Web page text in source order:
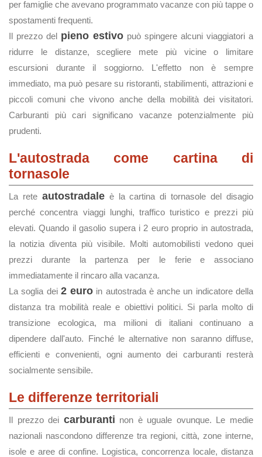
per famiglie che avevano programmato vacanze con più tappe o
spostamenti frequenti.
Il prezzo del pieno estivo può spingere alcuni viaggiatori a
ridurre le distanze, scegliere mete più vicine o limitare
escursioni durante il soggiorno. L'effetto non è sempre
immediato, ma può pesare su ristoranti, stabilimenti, attrazioni e
piccoli comuni che vivono anche della mobilità dei visitatori.
Carburanti più cari significano vacanze potenzialmente più
prudenti.
L'autostrada come cartina di
tornasole
La rete autostradaleè la cartina di tornasole del disagio
perché concentra viaggi lunghi, traffico turistico e prezzi più
elevati. Quando il gasolio supera i 2 euro proprio in autostrada,
la notizia diventa più visibile. Molti automobilisti vedono quei
prezzi durante la partenza per le ferie e associano
immediatamente il rincaro alla vacanza.
La soglia dei 2 euro in autostrada è anche un indicatore della
distanza tra mobilità reale e obiettivi politici. Si parla molto di
transizione ecologica, ma milioni di italiani continuano a
dipendere dall'auto. Finché le alternative non saranno diffuse,
efficienti e convenienti, ogni aumento dei carburanti resterà
socialmente sensibile.
Le differenze territoriali
Il prezzo dei carburanti non è uguale ovunque. Le medie
nazionali nascondono differenze tra regioni, città, zone interne,
isole e aree di confine. Logistica, concorrenza locale, distanza